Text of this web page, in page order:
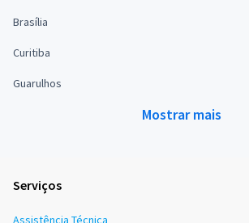
Brasília
Curitiba
Guarulhos
Mostrar mais
Serviços
Assistência Técnica